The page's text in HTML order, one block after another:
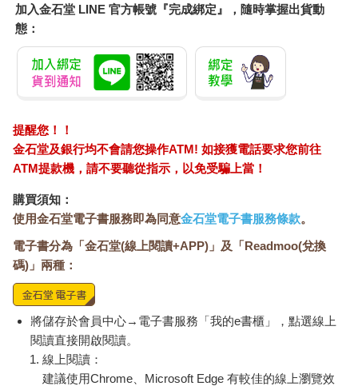
加入金石堂 LINE 官方帳號『完成綁定』，隨時掌握出貨動
態：
提醒您！！
金石堂及銀行均不會請您操作ATM! 如接獲電話要求您前往
ATM提款機，請不要聽從指示，以免受騙上當！
購買須知：
使用金石堂電子書服務即為同意金石堂電子書服務條款。
電子書分為「金石堂(線上閱讀+APP)」及「Readmoo(兌換
碼)」兩種：
將儲存於會員中心→電子書服務「我的e書櫃」，點選線上
閱讀直接開啟閱讀。
線上閱讀：
建議使用Chrome、Microsoft Edge 有較佳的線上瀏覽效